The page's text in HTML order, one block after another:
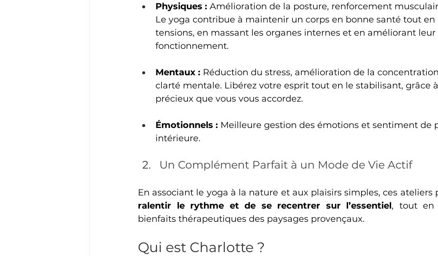
Physiques : Amélioration de la posture, renforcement
Le yoga contribue à maintenir un corps en bonne santé tout en
tensions, en massant les organes internes et en améliorant leur
fonctionnement.
Mentaux : Réduction du stress, amélioration de la
clarté mentale. Libérez votre esprit tout en le stabilisant, grâce
précieux que vous vous accordez.
Émotionnels : Meilleure gestion des émotions et sentiment de
intérieure.
Un Complément Parfait à un Mode de Vie Actif
En associant le yoga à la nature et aux plaisirs simples, ces
ralentir le rythme et de se recentrer sur l’essentiel, tout en
bienfaits thérapeutiques des paysages provençaux.
Qui est Charlotte ?